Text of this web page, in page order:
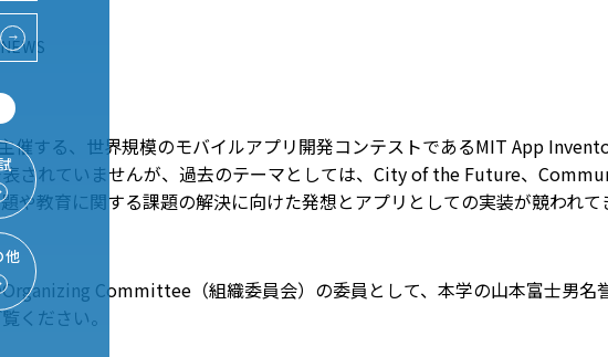
→
他
NEWS
催する、世界規模のモバイルアプリ開発コンテストであるMIT App
表されていませんが、過去のテーマとしては、City of the Future、
や教育に関する課題の解決に向けた発想とアプリとしての実装が競われ
Committee（組織委員会）の委員として、本学の山本富士男名
ください。